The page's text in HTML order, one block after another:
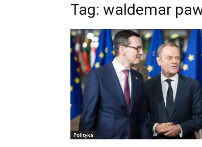
Tag: waldemar
Polityka